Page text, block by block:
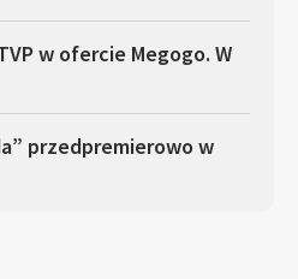
w ofercie Megogo. W
przedpremierowo w